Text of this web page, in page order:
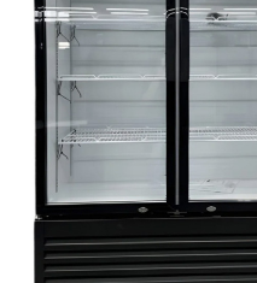
para agrandar